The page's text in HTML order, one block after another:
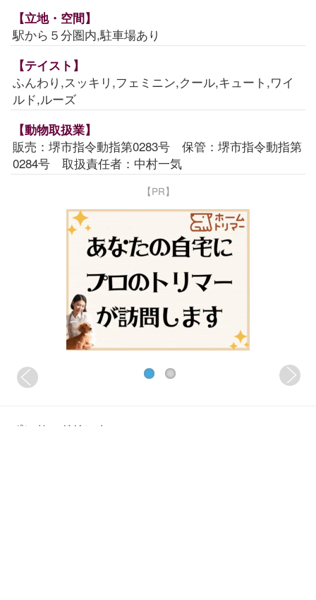
【立地・空間】
駅から５分圏内,駐車場あり
【テイスト】
ふんわり,スッキリ,フェミニン,クール,キュート,ワイ
ルド,ルーズ
【動物取扱業】
販売：堺市指令動指第0283号 保管：堺市指令動指第
0284号 取扱責任者：中村一気
【PR】
スポンサードリンク